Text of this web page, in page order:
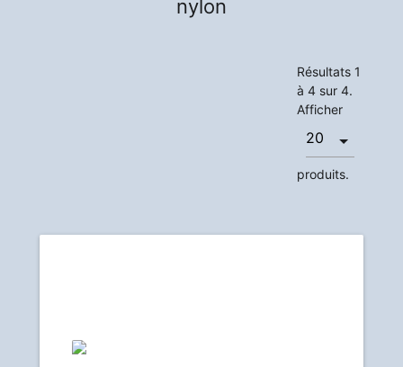
nylon
Résultats 1
à 4 sur 4.
Afficher
produits.